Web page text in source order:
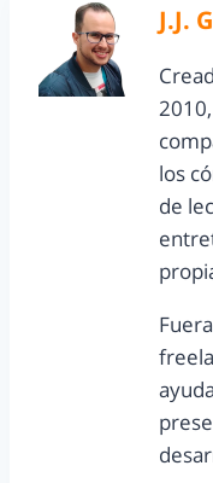
J.J.
los
de